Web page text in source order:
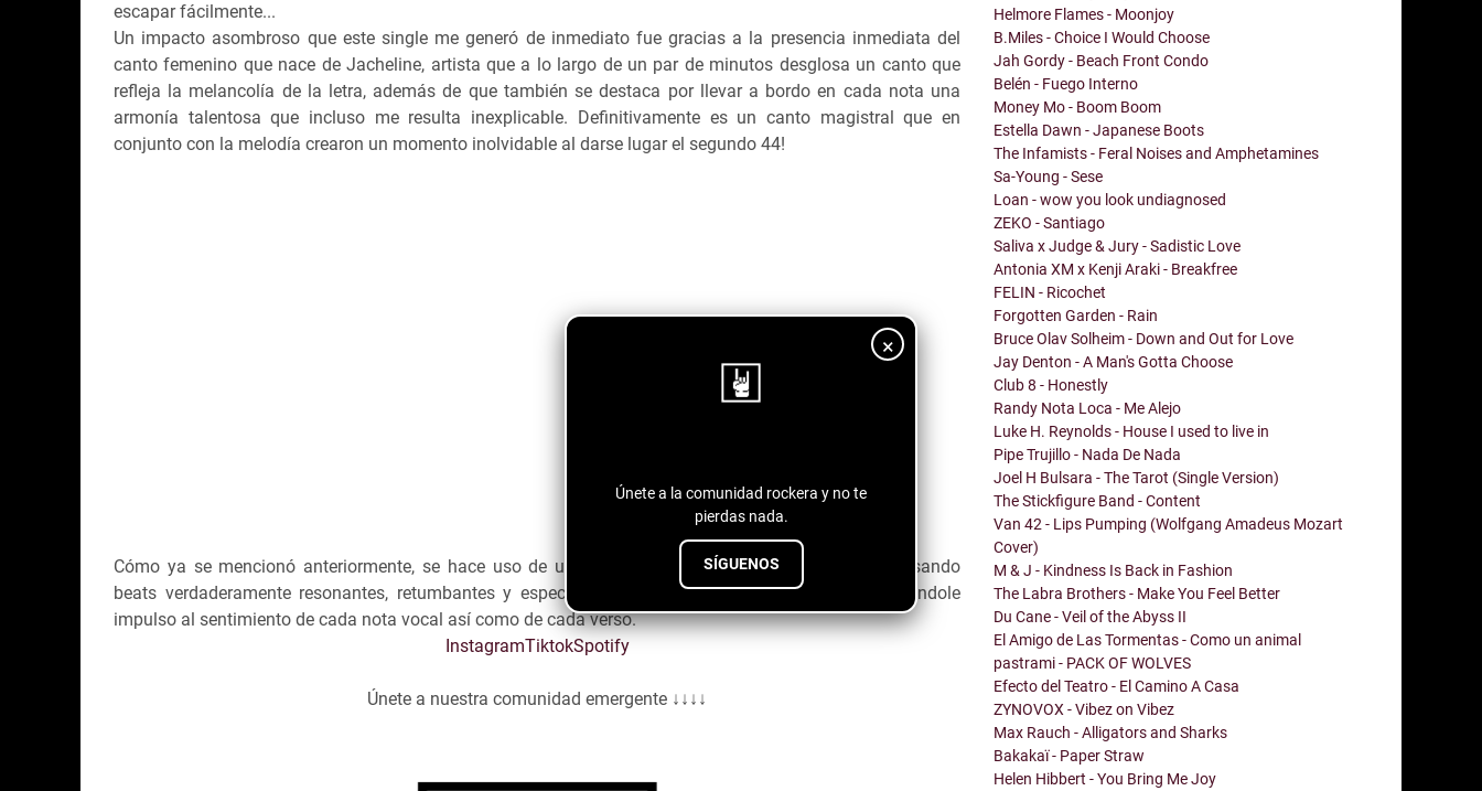
×
Únete a la comunidad rockera y no te
pierdas nada.
SÍGUENOS
escapar fácilmente...
Un impacto asombroso que este single me generó de inmediato fue gracias a la presencia inmediata del
canto femenino que nace de Jacheline, artista que a lo largo de un par de minutos desglosa un canto que
refleja la melancolía de la letra, además de que también se destaca por llevar a bordo en cada nota una
armonía talentosa que incluso me resulta inexplicable. Definitivamente es un canto magistral que en
conjunto con la melodía crearon un momento inolvidable al darse lugar el segundo 44!
Cómo ya se mencionó anteriormente, se hace uso de una rítmica genial de Pop Electrónico, expresando
beats verdaderamente resonantes, retumbantes y especialmente con una profundidad increíble, dándole
impulso al sentimiento de cada nota vocal así como de cada verso.
InstagramTiktokSpotify
Únete a nuestra comunidad emergente ↓↓↓↓
Helmore Flames - Moonjoy
B.Miles - Choice I Would Choose
Jah Gordy - Beach Front Condo
Belén - Fuego Interno
Money Mo - Boom Boom
Estella Dawn - Japanese Boots
The Infamists - Feral Noises and Amphetamines
Sa-Young - Sese
Loan - wow you look undiagnosed
ZEKO - Santiago
Saliva x Judge & Jury - Sadistic Love
Antonia XM x Kenji Araki - Breakfree
FELIN - Ricochet
Forgotten Garden - Rain
Bruce Olav Solheim - Down and Out for Love
Jay Denton - A Man's Gotta Choose
Club 8 - Honestly
Randy Nota Loca - Me Alejo
Luke H. Reynolds - House I used to live in
Pipe Trujillo - Nada De Nada
Joel H Bulsara - The Tarot (Single Version)
The Stickfigure Band - Content
Van 42 - Lips Pumping (Wolfgang Amadeus Mozart
Cover)
M & J - Kindness Is Back in Fashion
The Labra Brothers - Make You Feel Better
Du Cane - Veil of the Abyss II
El Amigo de Las Tormentas - Como un animal
pastrami - PACK OF WOLVES
Efecto del Teatro - El Camino A Casa
ZYNOVOX - Vibez on Vibez
Max Rauch - Alligators and Sharks
Bakakaï - Paper Straw
Helen Hibbert - You Bring Me Joy